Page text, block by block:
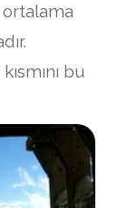
ortalama
bu